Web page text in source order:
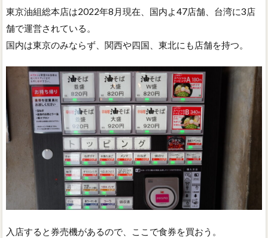
東京油組総本店は2022年8月現在、国内よ47店舗、台湾に3店
舗で運営されている。
国内は東京のみならず、関西や四国、東北にも店舗を持つ。
入店すると券売機があるので、ここで食券を買おう。